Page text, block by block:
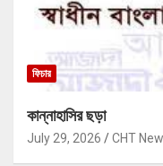
ফিচার
কান্নাহাসির ছড়া
July 29, 2026 CHT